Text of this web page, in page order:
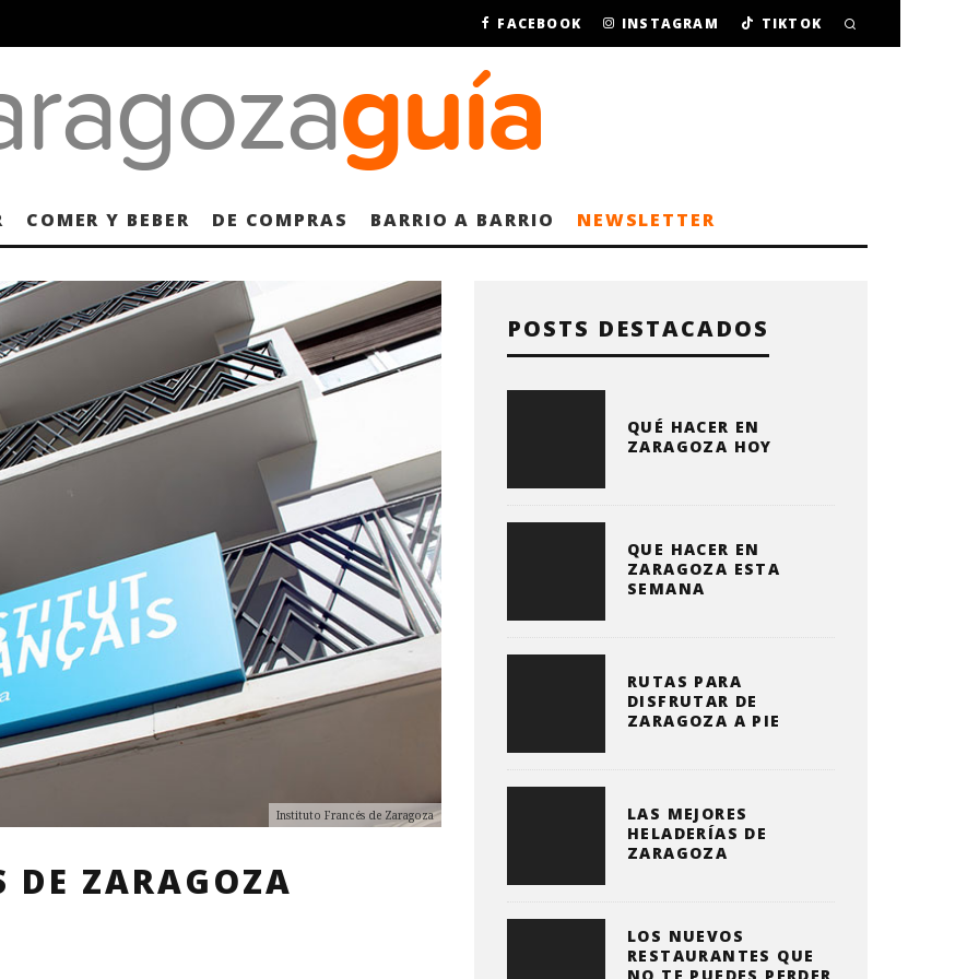
FACEBOOK INSTAGRAM TIKTOK
COMER Y BEBER DE COMPRAS BARRIO A BARRIO NEWSLETTER
Instituto Francés de Zaragoza
DE ZARAGOZA
POSTS DESTACADOS
QUÉ HACER EN
ZARAGOZA HOY
QUE HACER EN
ZARAGOZA ESTA
SEMANA
RUTAS PARA
DISFRUTAR DE
ZARAGOZA A PIE
LAS MEJORES
HELADERÍAS DE
ZARAGOZA
LOS NUEVOS
RESTAURANTES QUE
NO TE PUEDES PERDER